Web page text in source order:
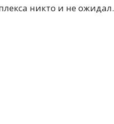
никто и не ожидал.